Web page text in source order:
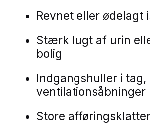
Revnet eller ødelagt
Stærk lugt af urin
bolig
Indgangshuller i tag,
ventilationsåbninger
Store